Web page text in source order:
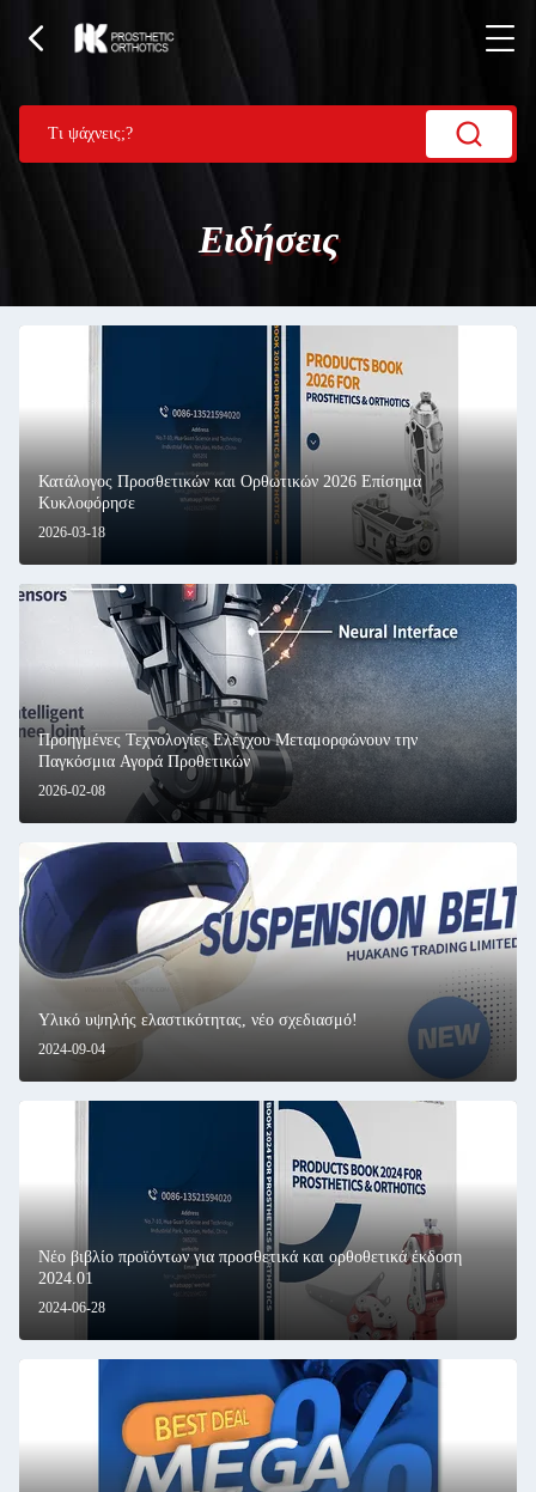
Ειδήσεις
2026-03-18
Κατάλογος Προσθετικών και Ορθωτικών 2026 Επίσημα
Κυκλοφόρησε
2026-02-08
Προηγμένες Τεχνολογίες Ελέγχου Μεταμορφώνουν την
Παγκόσμια Αγορά Προθετικών
2024-09-04
Υλικό υψηλής ελαστικότητας, νέο σχεδιασμό!
2024-06-28
Νέο βιβλίο προϊόντων για προσθετικά και ορθοθετικά έκδοση
2024.01